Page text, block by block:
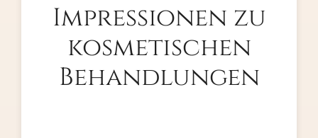
Impressionen zu
kosmetischen
Behandlungen